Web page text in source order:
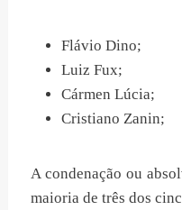
Flávio Dino;
Luiz Fux;
Cármen Lúcia;
Cristiano Zanin;
A condenação ou
maioria de três dos